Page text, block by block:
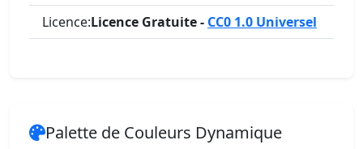
Licence:Licence Gratuite - CC0 1.0 Universel
Palette de Couleurs Dynamique